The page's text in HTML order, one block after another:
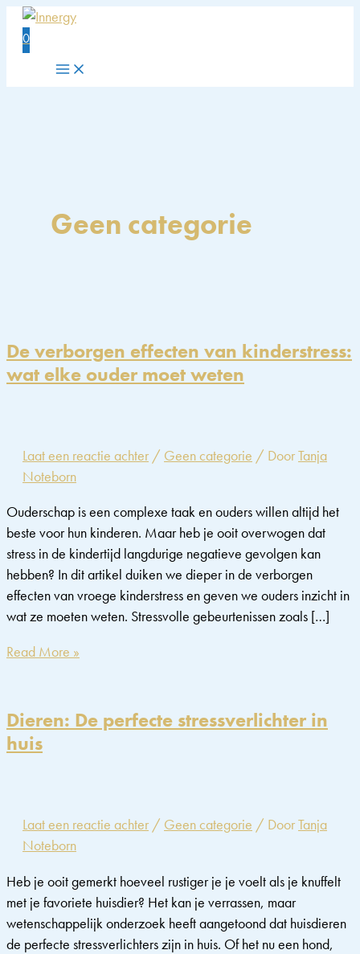
Ga
naar
0
Geen categorie
De verborgen effecten van kinderstress:
wat elke ouder moet weten
Laat een reactie achter / Geen categorie / DoorTanja
Noteborn
Ouderschap is een complexe taak en ouders willen altijd het
beste voor hun kinderen. Maar heb je ooit overwogen dat
stress in de kindertijd langdurige negatieve gevolgen kan
hebben? In dit artikel duiken we dieper in de verborgen
effecten van vroege kinderstress en geven we ouders inzicht in
wat ze moeten weten. Stressvolle gebeurtenissen zoals […]
De
van
kinderstress:
wat
moet
weten
Read More »
Dieren: De perfecte stressverlichter in
huis
Laat een reactie achter / Geen categorie / DoorTanja
Noteborn
Heb je ooit gemerkt hoeveel rustiger je je voelt als je knuffelt
met je favoriete huisdier? Het kan je verrassen, maar
wetenschappelijk onderzoek heeft aangetoond dat huisdieren
de perfecte stressverlichters zijn in huis. Of het nu een hond,